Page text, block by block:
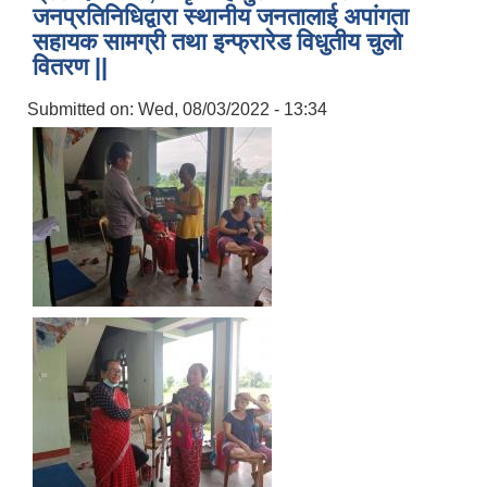
जनप्रतिनिधिद्वारा स्थानीय जनतालाई अपांगता
सहायक सामग्री तथा इन्फ्रारेड विधुतीय चुलो
वितरण ||
Submitted on: Wed, 08/03/2022 - 13:34